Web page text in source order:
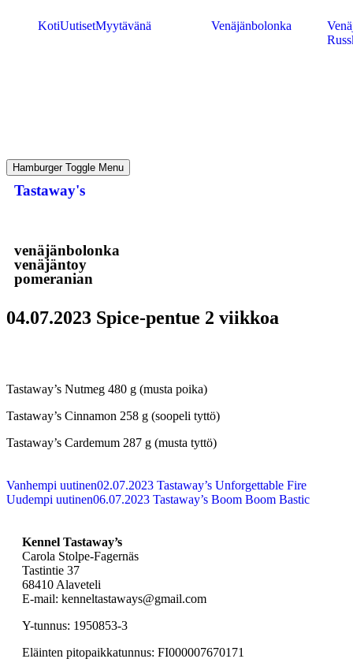
KotiUutisetMyytävänä Venäjänbolonka
Hamburger Toggle Menu
Tastaway's
venäjänbolonka
venäjäntoy
pomeranian
04.07.2023 Spice-pentue 2 viikkoa
Tastaway’s Nutmeg 480 g (musta poika)
Tastaway’s Cinnamon 258 g (soopeli tyttö)
Tastaway’s Cardemum 287 g (musta tyttö)
Vanhempi uutinen02.07.2023 Tastaway’s Unforgettable Fire
Uudempi uutinen06.07.2023 Tastaway’s Boom Boom Bastic
Kennel Tastaway’s
Carola Stolpe-Fagernäs
Tastintie 37
68410 Alaveteli
E-mail: kenneltastaways@gmail.com
Y-tunnus: 1950853-3
Eläinten pitopaikkatunnus: FI000007670171